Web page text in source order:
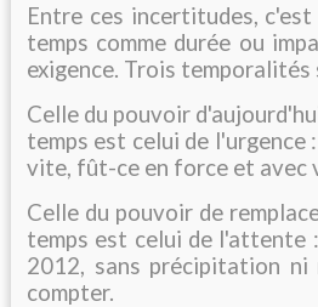
Entre ces incertitudes,
temps comme durée ou
exigence. Trois
Celle du pouvoir
temps est celui de l'urgence
vite, fût-ce en force et avec
Celle du pouvoir de
temps est celui de l'attente
2012, sans précipitation
compter.